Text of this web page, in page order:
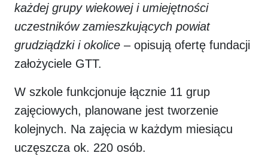
każdej grupy wiekowej i umiejętności
uczestników zamieszkujących powiat
grudziądzki i okolice – opisują ofertę fundacji
założyciele GTT.
W szkole funkcjonuje łącznie 11 grup
zajęciowych, planowane jest tworzenie
kolejnych. Na zajęcia w każdym miesiącu
uczęszcza ok. 220 osób.